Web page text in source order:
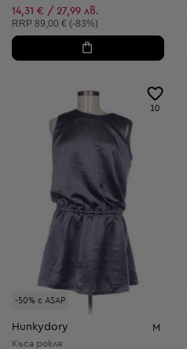
14,31 € / 27,99 лв.
Препоръчителна цена:
RRP 89,00 € (-83%)
-50% с ASAP
10
Hunkydory M
Къса рокля